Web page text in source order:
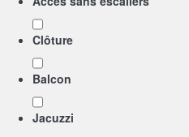
Clôture
Balcon
Jacuzzi